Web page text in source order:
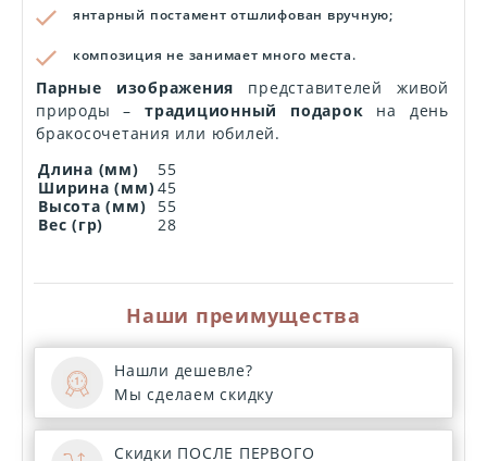
янтарный постамент отшлифован вручную;
композиция не занимает много места.
Парные изображения представителей живой
природы –традиционный подарок на день
бракосочетания или юбилей.
Длина (мм)
55
Ширина (мм)45
Высота (мм)
55
Вес (гр)
28
Наши преимущества
Нашли дешевле?
Мы сделаем скидку
Скидки ПОСЛЕ ПЕРВОГО